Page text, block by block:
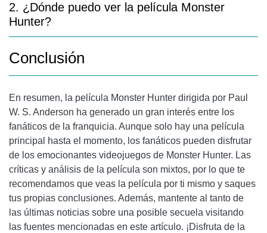
2. ¿Dónde puedo ver la película Monster
Hunter?
Conclusión
En resumen, la película Monster Hunter dirigida por Paul
W. S. Anderson ha generado un gran interés entre los
fanáticos de la franquicia. Aunque solo hay una película
principal hasta el momento, los fanáticos pueden disfrutar
de los emocionantes videojuegos de Monster Hunter. Las
críticas y análisis de la película son mixtos, por lo que te
recomendamos que veas la película por ti mismo y saques
tus propias conclusiones. Además, mantente al tanto de
las últimas noticias sobre una posible secuela visitando
las fuentes mencionadas en este artículo. ¡Disfruta de la